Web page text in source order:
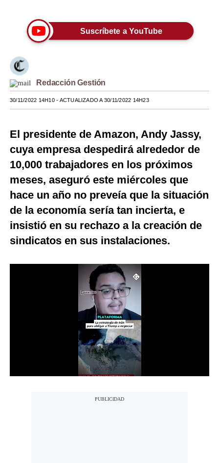
Viajes
Moda
Estilos
Mundo
EEUU
España
Internacional
Club del Suscriptor
Mix
gestion.pe
Suscríbete a YouTube
Redacción Gestión
30/11/2022 14H10- ACTUALIZADO A 30/11/2022 14H23
El presidente de Amazon, Andy Jassy,
cuya empresa despedirá alrededor de
10,000 trabajadores en los próximos
meses, aseguró este miércoles que
hace un año no preveía que la situación
de la economía sería tan incierta, e
insistió en su rechazo a la creación de
sindicatos en sus instalaciones.